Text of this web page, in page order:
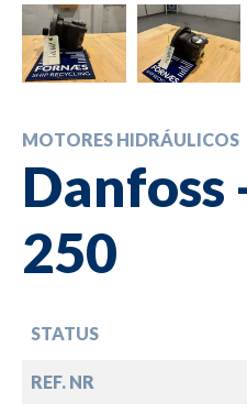
MOTORES HIDRÁULICOS
Danfoss
250
STATUS
REF. NR